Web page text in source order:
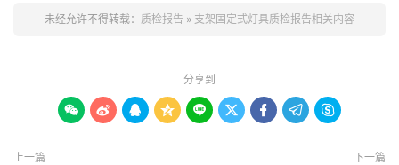
未经允许不得转载： 质检报告 » 支架固定式灯具质检报告相关内容
分享到
        
上一篇 下一篇